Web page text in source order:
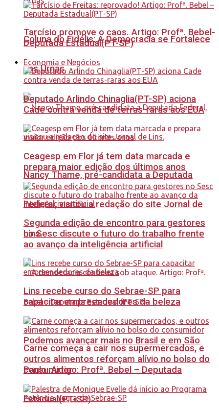
Coluna do Fidélis: A Democracia se Fortalece
nas Urnas
Nancy Thame, pré-candidata a Deputada
Federal, visitou a redação do site Jornal de
Lins.
Podemos avançar mais no Brasil e em São
Paulo. Artigo: Profª. Bebel – Deputada
Estadual(PT-SP)
Tarcísio promove o caos. Artigo: Profª. Bebel-
Deputada Estadual(PT-SP)
Economia e Negócios
Deputado Arlindo Chinaglia(PT-SP) aciona
Cade contra venda de terras-raras aos EUA
Ceagesp em Flor já tem data marcada e
prepara maior edição dos últimos anos
Segunda edição de encontro para gestores
no Sesc discute o futuro do trabalho frente
ao avanço da inteligência artificial
Lins recebe curso do Sebrae-SP para
capacitar empreendedores da beleza
Carne começa a cair nos supermercados, e
outros alimentos reforçam alívio no bolso do
consumidor